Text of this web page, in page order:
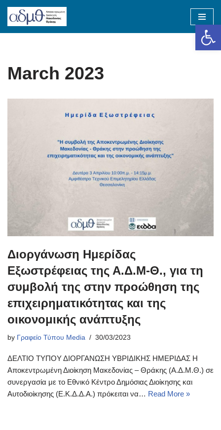
Skip
March 2023
Διοργάνωση Ημερίδας
Εξωστρέφειας της Α.Δ.Μ-Θ., για τη
συμβολή της στην προώθηση της
επιχειρηματικότητας και της
οικονομικής ανάπτυξης
by Γραφείο Τύπου Media 30/03/2023
ΔΕΛΤΙΟ ΤΥΠΟΥ ΔΙΟΡΓΑΝΩΣΗ ΥΒΡΙΔΙΚΗΣ ΗΜΕΡΙΔΑΣ H
Αποκεντρωμένη Διοίκηση Μακεδονίας – Θράκης (Α.Δ.Μ.Θ.) σε
συνεργασία με το Εθνικό Κέντρο Δημόσιας Διοίκησης και
Αυτοδιοίκησης (Ε.Κ.Δ.Δ.Α.) πρόκειται να… Read More »